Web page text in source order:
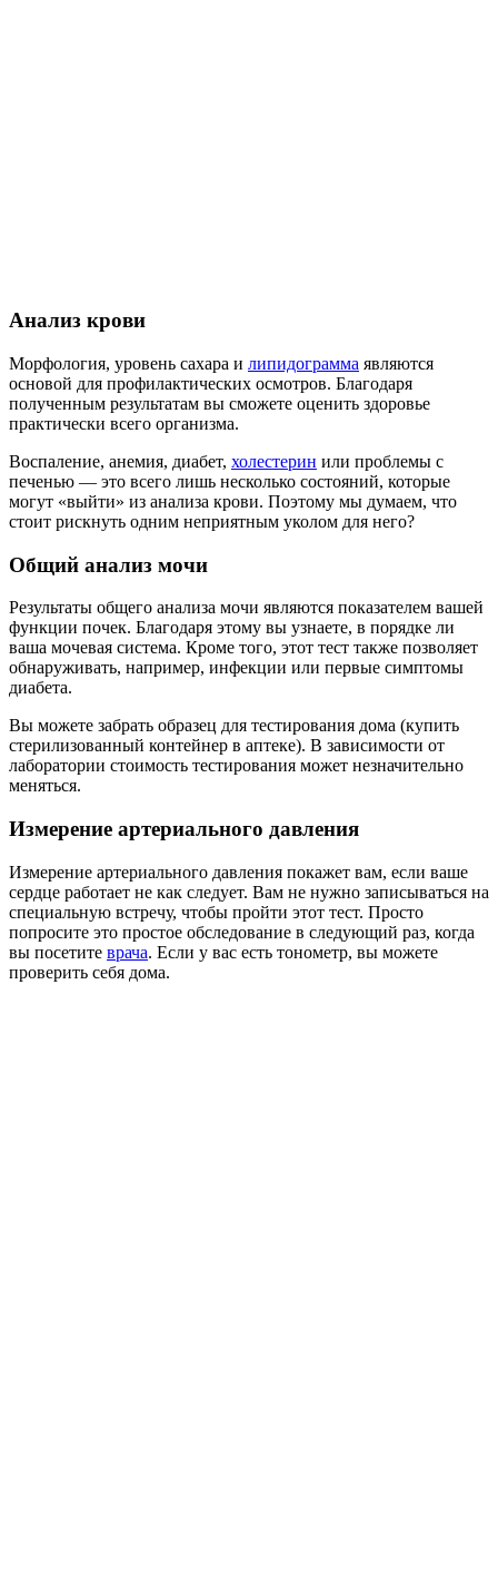
Анализ крови
Морфология, уровень сахара и липидограмма являются
основой для профилактических осмотров. Благодаря
полученным результатам вы сможете оценить здоровье
практически всего организма.
Воспаление, анемия, диабет, холестерин или проблемы с
печенью — это всего лишь несколько состояний, которые
могут «выйти» из анализа крови. Поэтому мы думаем, что
стоит рискнуть одним неприятным уколом для него?
Общий анализ мочи
Результаты общего анализа мочи являются показателем вашей
функции почек. Благодаря этому вы узнаете, в порядке ли
ваша мочевая система. Кроме того, этот тест также позволяет
обнаруживать, например, инфекции или первые симптомы
диабета.
Вы можете забрать образец для тестирования дома (купить
стерилизованный контейнер в аптеке). В зависимости от
лаборатории стоимость тестирования может незначительно
меняться.
Измерение артериального давления
Измерение артериального давления покажет вам, если ваше
сердце работает не как следует. Вам не нужно записываться на
специальную встречу, чтобы пройти этот тест. Просто
попросите это простое обследование в следующий раз, когда
вы посетите врача. Если у вас есть тонометр, вы можете
проверить себя дома.